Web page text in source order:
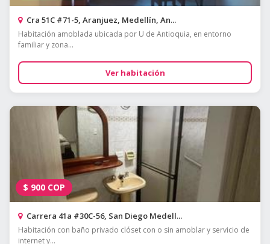
Cra 51C #71-5, Aranjuez, Medellín, An...
Habitación amoblada ubicada por U de Antioquia, en entorno
familiar y zona...
Ver habitación
$ 900 COP
Carrera 41a #30C-56, San Diego Medell...
Habitación con baño privado clóset con o sin amoblar y servicio de
internet y...